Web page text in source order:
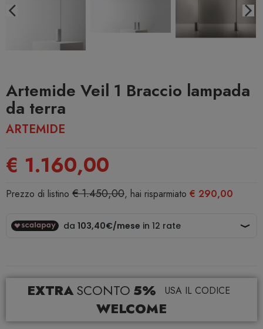
Artemide Veil 1 Braccio lampada
da terra
ARTEMIDE
€ 1.160,00
Prezzo di listino € 1.450,00, hai risparmiato € 290,00
EXTRASCONTO 5% USA IL CODICE
WELCOME